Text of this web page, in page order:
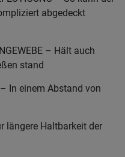
abgedeckt
– Hält auch
stand
In einem Abstand von
längere Haltbarkeit der